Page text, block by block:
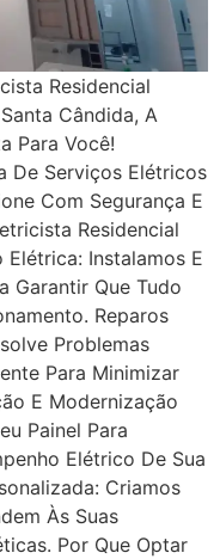
Residencial
Cândida, A
Para Você!
De Serviços Elétricos
Com Segurança E
Residencial
Elétrica: Instalamos E
Garantir Que Tudo
Reparos
Problemas
Para Minimizar
E Modernização
Painel Para
Elétrico De Sua
Criamos
Às Suas
Por Que Optar